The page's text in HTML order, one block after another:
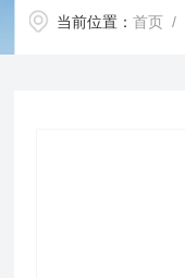
当前位置：首页 /